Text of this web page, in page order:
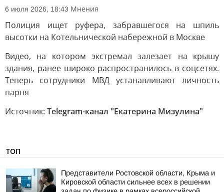
6 июля 2026, 18:43 Мнения
Полиция ищет руфера, забравшегося на шпиль
высотки на Котельнической набережной в Москве
Видео, на котором экстремал залезает на крышу
здания, ранее широко распространилось в соцсетях.
Теперь сотрудники МВД устанавливают личность
парня
Источник: Telegram-канал "Екатерина Мизулина"
ТОП
Представители Ростовской области, Крыма и
Кировской области сильнее всех в решении